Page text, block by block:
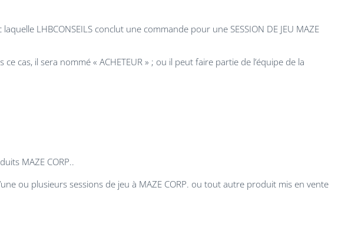
LHBCONSEILS conclut une commande pour une SESSION DE JEU MAZE
cas, il sera nommé « ACHETEUR » ; ou il peut faire partie de l’équipe de la
MAZE CORP..
ou plusieurs sessions de jeu à MAZE CORP. ou tout autre produit mis en vente